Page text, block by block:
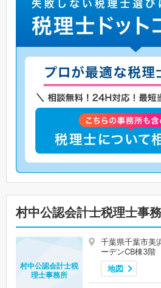
村中公認会計士税理士事
千葉県千葉市美
ーデンCB棟3階
地図
村中公認会計士税
理士事務所